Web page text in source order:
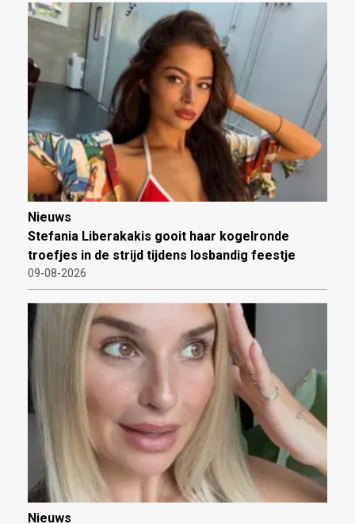
Nieuws
Stefania Liberakakis gooit haar kogelronde
troefjes in de strijd tijdens losbandig feestje
09-08-2026
Nieuws